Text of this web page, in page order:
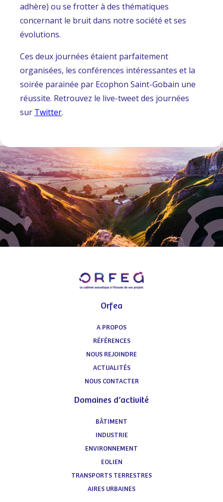
adhère) ou se frotter à des thématiques
concernant le bruit dans notre société et ses
évolutions.
Ces deux journées étaient parfaitement
organisées, les conférences intéressantes et la
soirée parainée par Ecophon Saint-Gobain une
réussite. Retrouvez le live-tweet des journées
sur Twitter.
Orfea
A PROPOS
RÉFÉRENCES
NOUS REJOINDRE
ACTUALITÉS
NOUS CONTACTER
Domaines d’activité
BÂTIMENT
INDUSTRIE
ENVIRONNEMENT
EOLIEN
TRANSPORTS TERRESTRES
AIRES URBAINES